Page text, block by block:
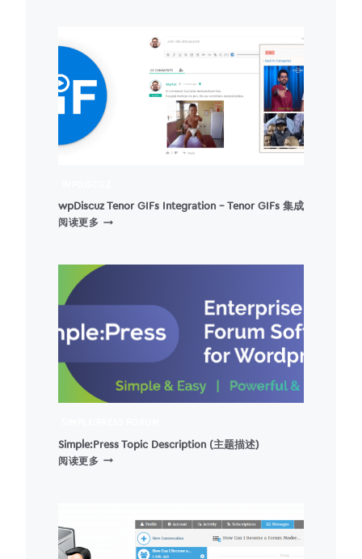
版
本
wpDiscuz Tenor GIFs Integration – Tenor GIFs 集成
阅读更多 WPDISCUZ
INTEGRATION
集
成
Simple:Press Topic Description (主题描述)
阅读更多 SIMPLE:PRESS